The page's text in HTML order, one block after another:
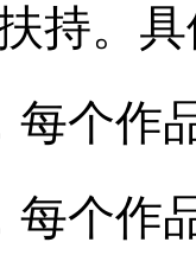
持。
作品
作品